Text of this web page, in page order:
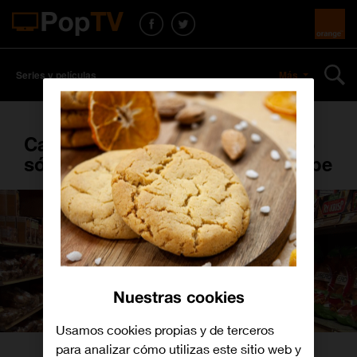
Series y películas Más
Californication: En california no
sólo hay sexo, también se escribe
Nuestras cookies
Usamos cookies propias y de terceros
para analizar cómo utilizas este sitio web y